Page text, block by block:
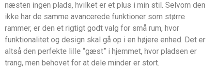
næsten ingen plads, hvilket er et plus i min stil. Selvom den
ikke har de samme avancerede funktioner som større
rammer, er den et rigtigt godt valg for små rum, hvor
funktionalitet og design skal gå op i en højere enhed. Det er
altså den perfekte lille “gæst” i hjemmet, hvor pladsen er
trang, men behovet for at dele minder er stort.